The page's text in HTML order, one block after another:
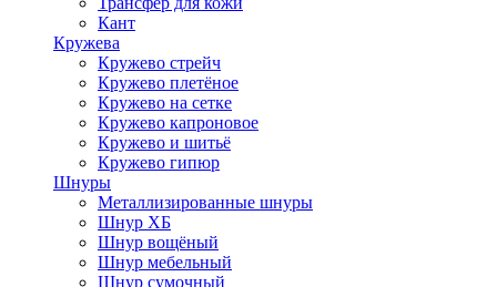
Кант
Кружева
Кружево стрейч
Кружево плетёное
Кружево на сетке
Кружево капроновое
Кружево и шитьё
Кружево гипюр
Шнуры
Металлизированные шнуры
Шнур ХБ
Шнур вощёный
Шнур мебельный
Шнур сумочный